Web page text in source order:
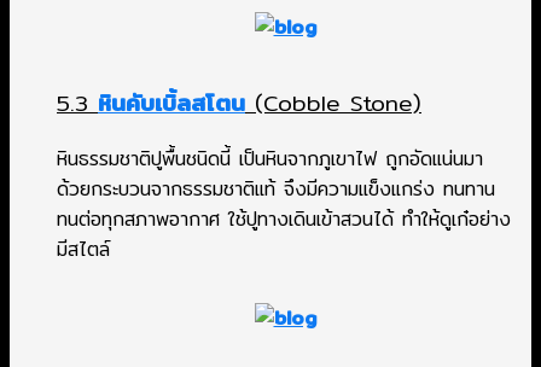
5.3 หินคับเบิ้ลสโตน (Cobble Stone)
หินธรรมชาติปูพื้นชนิดนี้ เป็นหินจากภูเขาไฟ ถูกอัดแน่นมา
ด้วยกระบวนจากธรรมชาติแท้ จึงมีความแข็งแกร่ง ทนทาน
ทนต่อทุกสภาพอากาศ ใช้ปูทางเดินเข้าสวนได้ ทำให้ดูเก๋อย่าง
มีสไตล์